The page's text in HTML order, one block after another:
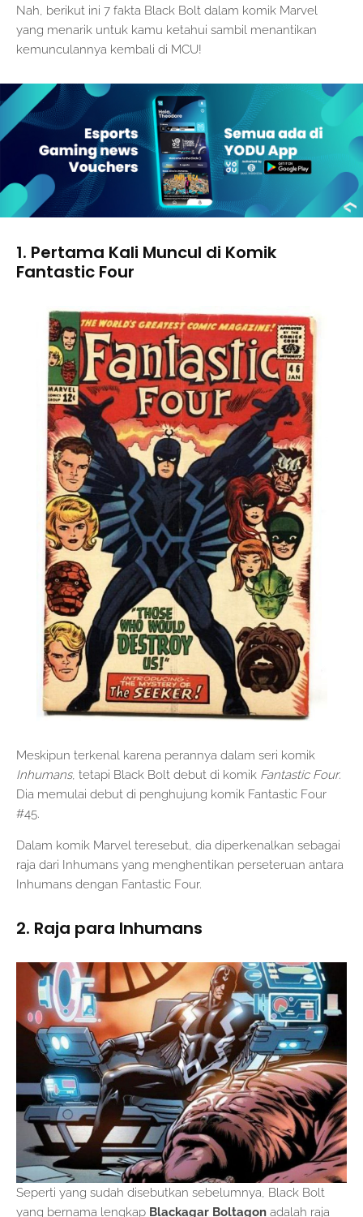
Nah, berikut ini 7 fakta Black Bolt dalam komik Marvel
yang menarik untuk kamu ketahui sambil menantikan
kemunculannya kembali di MCU!
1. Pertama Kali Muncul di Komik
Fantastic Four
Meskipun terkenal karena perannya dalam seri komik
Inhumans, tetapi Black Bolt debut di komik Fantastic Four.
Dia memulai debut di penghujung komik Fantastic Four
#45.
Dalam komik Marvel teresebut, dia diperkenalkan sebagai
raja dari Inhumans yang menghentikan perseteruan antara
Inhumans dengan Fantastic Four.
2. Raja para Inhumans
Seperti yang sudah disebutkan sebelumnya, Black Bolt
yang bernama lengkap Blackagar Boltagon adalah raja